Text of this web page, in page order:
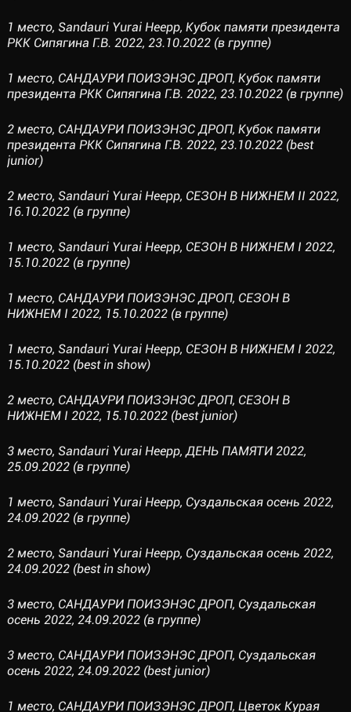
1 место, Sandauri Yurai Heepp, Кубок памяти президента
РКК Сипягина Г.В. 2022, 23.10.2022 (в группе)
1 место, САНДАУРИ ПОИЗЭНЭС ДРОП, Кубок памяти
президента РКК Сипягина Г.В. 2022, 23.10.2022 (в группе)
2 место, САНДАУРИ ПОИЗЭНЭС ДРОП, Кубок памяти
президента РКК Сипягина Г.В. 2022, 23.10.2022 (best
junior)
2 место, Sandauri Yurai Heepp, СЕЗОН В НИЖНЕМ II 2022,
16.10.2022 (в группе)
1 место, Sandauri Yurai Heepp, СЕЗОН В НИЖНЕМ I 2022,
15.10.2022 (в группе)
1 место, САНДАУРИ ПОИЗЭНЭС ДРОП, СЕЗОН В
НИЖНЕМ I 2022, 15.10.2022 (в группе)
1 место, Sandauri Yurai Heepp, СЕЗОН В НИЖНЕМ I 2022,
15.10.2022 (best in show)
2 место, САНДАУРИ ПОИЗЭНЭС ДРОП, СЕЗОН В
НИЖНЕМ I 2022, 15.10.2022 (best junior)
3 место, Sandauri Yurai Heepp, ДЕНЬ ПАМЯТИ 2022,
25.09.2022 (в группе)
1 место, Sandauri Yurai Heepp, Суздальская осень 2022,
24.09.2022 (в группе)
2 место, Sandauri Yurai Heepp, Суздальская осень 2022,
24.09.2022 (best in show)
3 место, САНДАУРИ ПОИЗЭНЭС ДРОП, Суздальская
осень 2022, 24.09.2022 (в группе)
3 место, САНДАУРИ ПОИЗЭНЭС ДРОП, Суздальская
осень 2022, 24.09.2022 (best junior)
1 место, САНДАУРИ ПОИЗЭНЭС ДРОП, Цветок Курая